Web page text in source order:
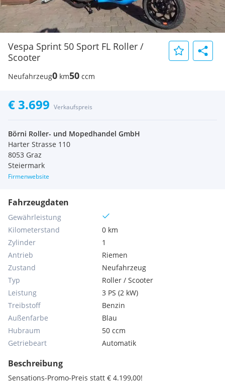
Vespa Sprint 50 Sport FL Roller /
Scooter
Neufahrzeug0 km50 ccm
€ 3.699 Verkaufspreis
Börni Roller- und Mopedhandel GmbH
Harter Strasse 110
8053 Graz
Steiermark
Firmenwebsite
Fahrzeugdaten
Gewährleistung
Kilometerstand
0 km
Zylinder
1
Antrieb
Riemen
Zustand
Neufahrzeug
Typ
Roller / Scooter
Leistung
3 PS (2 kW)
Treibstoff
Benzin
Außenfarbe
Blau
Hubraum
50 ccm
Getriebeart
Automatik
Beschreibung
Sensations-Promo-Preis statt € 4.199,00!